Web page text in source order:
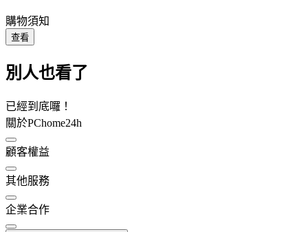
購物須知
查看
別人也看了
已經到底囉！
關於PChome24h
顧客權益
其他服務
企業合作